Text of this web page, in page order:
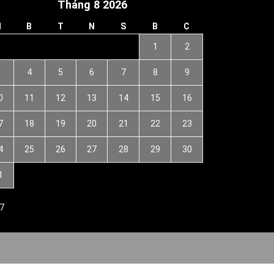
Tháng 8 2026
B T N S B C
1 2
4 5 6 7 8 9
11 12 13 14 15 16
18 19 20 21 22 23
25 26 27 28 29 30